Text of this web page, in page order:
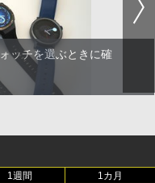
ッチを選ぶときに確
1週間 1カ月